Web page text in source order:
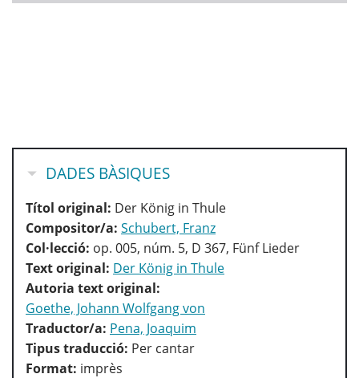
HIDE
DADES BÀSIQUES
Títol original: Der König in Thule
Compositor/a: Schubert, Franz
Col·lecció: op. 005, núm. 5, D 367, Fünf Lieder
Text original: Der König in Thule
Autoria text original:
Goethe, Johann Wolfgang von
Traductor/a: Pena, Joaquim
Tipus traducció: Per cantar
Format: imprès